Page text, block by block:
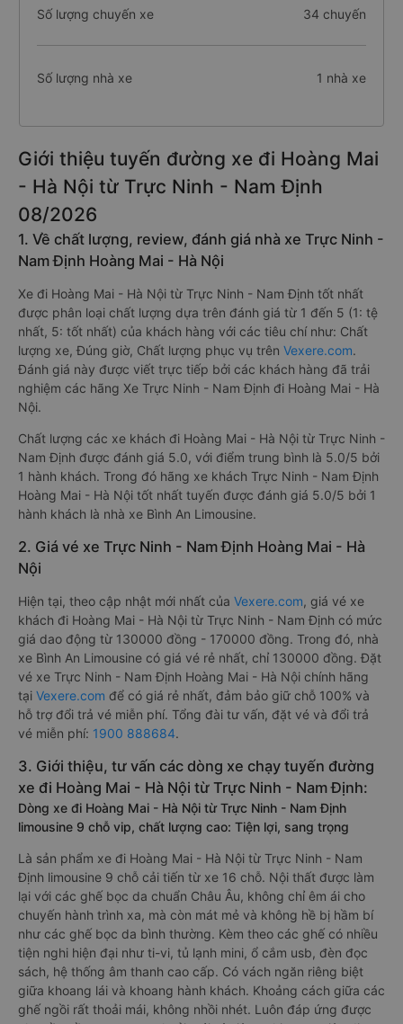
Số lượng chuyến xe 34 chuyến
Số lượng nhà xe 1 nhà xe
Giới thiệu tuyến đường xe đi Hoàng Mai
- Hà Nội từ Trực Ninh - Nam Định
08/2026
1. Về chất lượng, review, đánh giá nhà xe Trực Ninh -
Nam Định Hoàng Mai - Hà Nội
Xe đi Hoàng Mai - Hà Nội từ Trực Ninh - Nam Định tốt nhất
được phân loại chất lượng dựa trên đánh giá từ 1 đến 5 (1: tệ
nhất, 5: tốt nhất) của khách hàng với các tiêu chí như: Chất
lượng xe, Đúng giờ, Chất lượng phục vụ trên Vexere.com.
Đánh giá này được viết trực tiếp bởi các khách hàng đã trải
nghiệm các hãng Xe Trực Ninh - Nam Định đi Hoàng Mai - Hà
Nội.
Chất lượng các xe khách đi Hoàng Mai - Hà Nội từ Trực Ninh -
Nam Định được đánh giá 5.0, với điểm trung bình là 5.0/5 bởi
1 hành khách. Trong đó hãng xe khách Trực Ninh - Nam Định
Hoàng Mai - Hà Nội tốt nhất tuyến được đánh giá 5.0/5 bởi 1
hành khách là nhà xe Bình An Limousine.
2. Giá vé xe Trực Ninh - Nam Định Hoàng Mai - Hà
Nội
Hiện tại, theo cập nhật mới nhất của Vexere.com, giá vé xe
khách đi Hoàng Mai - Hà Nội từ Trực Ninh - Nam Định có mức
giá dao động từ 130000 đồng - 170000 đồng. Trong đó, nhà
xe Bình An Limousine có giá vé rẻ nhất, chỉ 130000 đồng. Đặt
vé xe Trực Ninh - Nam Định Hoàng Mai - Hà Nội chính hãng
tại Vexere.com để có giá rẻ nhất, đảm bảo giữ chỗ 100% và
hỗ trợ đổi trả vé miễn phí. Tổng đài tư vấn, đặt vé và đổi trả
vé miễn phí: 1900 888684.
3. Giới thiệu, tư vấn các dòng xe chạy tuyến đường
xe đi Hoàng Mai - Hà Nội từ Trực Ninh - Nam Định:
Dòng xe đi Hoàng Mai - Hà Nội từ Trực Ninh - Nam Định
limousine 9 chỗ vip, chất lượng cao: Tiện lợi, sang trọng
Là sản phẩm xe đi Hoàng Mai - Hà Nội từ Trực Ninh - Nam
Định limousine 9 chỗ cải tiến từ xe 16 chỗ. Nội thất được làm
lại với các ghế bọc da chuẩn Châu Âu, không chỉ êm ái cho
chuyến hành trình xa, mà còn mát mẻ và không hề bị hầm bí
như các ghế bọc da bình thường. Kèm theo các ghế có nhiều
tiện nghi hiện đại như ti-vi, tủ lạnh mini, ổ cắm usb, đèn đọc
sách, hệ thống âm thanh cao cấp. Có vách ngăn riêng biệt
giữa khoang lái và khoang hành khách. Khoảng cách giữa các
ghế ngồi rất thoải mái, không nhồi nhét. Luôn đáp ứng được